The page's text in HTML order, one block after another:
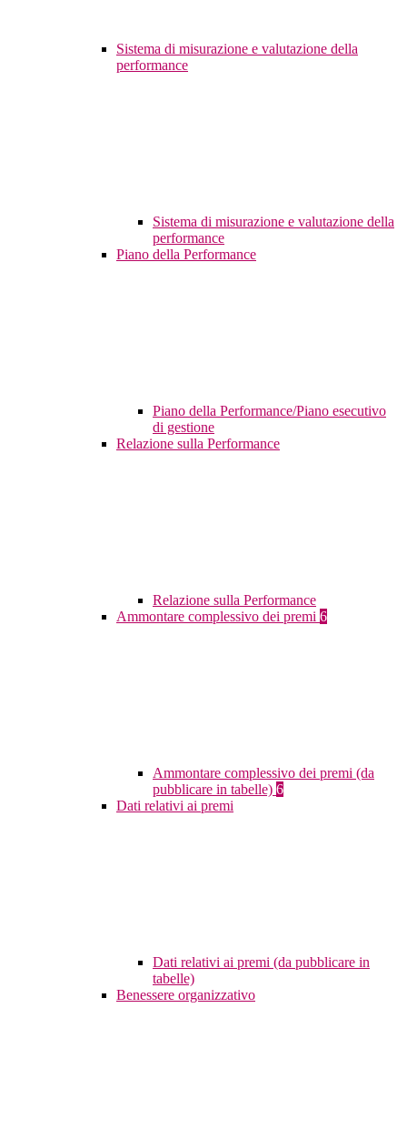
Sistema di misurazione e valutazione della
performance
Sistema di misurazione e valutazione della
performance
Piano della Performance
Piano della Performance/Piano esecutivo
di gestione
Relazione sulla Performance
Relazione sulla Performance
Ammontare complessivo dei premi 6
Ammontare complessivo dei premi (da
pubblicare in tabelle) 6
Dati relativi ai premi
Dati relativi ai premi (da pubblicare in
tabelle)
Benessere organizzativo